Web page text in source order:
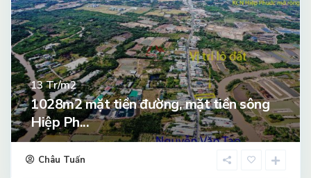
13Tr/m2
1028m2 mặt tiền đường, mặt tiền sông
Hiệp Ph...
Châu Tuấn